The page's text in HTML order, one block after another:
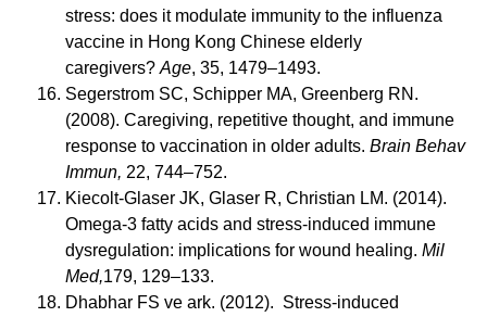
stress: does it modulate immunity to the influenza
vaccine in Hong Kong Chinese elderly
caregivers? Age, 35, 1479–1493.
Segerstrom SC, Schipper MA, Greenberg RN.
(2008). Caregiving, repetitive thought, and immune
response to vaccination in older adults. Brain Behav
Immun, 22, 744–752.
Kiecolt-Glaser JK, Glaser R, Christian LM. (2014).
Omega-3 fatty acids and stress-induced immune
dysregulation: implications for wound healing. Mil
Med,179, 129–133.
Dhabhar FS ve ark. (2012). Stress-induced